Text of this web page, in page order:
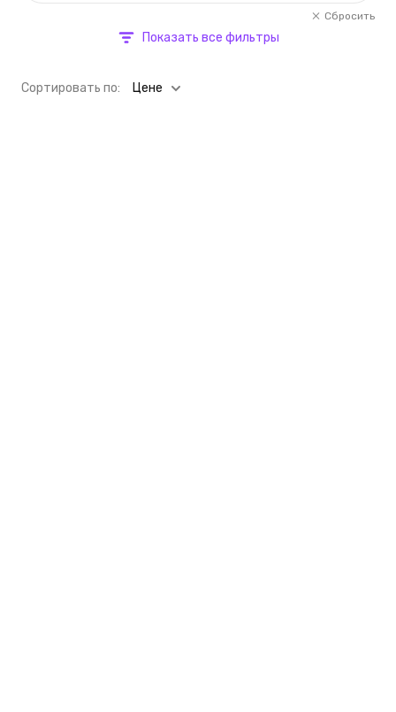
Сбросить
Показать все фильтры
Cортировать по: Цене